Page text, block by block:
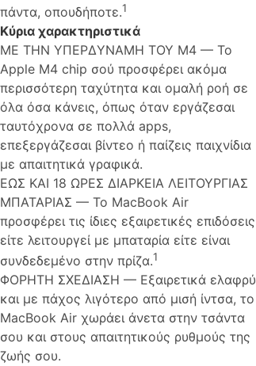
πάντα, οπουδήποτε.1
Κύρια χαρακτηριστικά
ΜΕ ΤΗΝ ΥΠΕΡΔΥΝΑΜΗ ΤΟΥ M4 — Το
Apple M4 chip σού προσφέρει ακόμα
περισσότερη ταχύτητα και ομαλή ροή σε
όλα όσα κάνεις, όπως όταν εργάζεσαι
ταυτόχρονα σε πολλά apps,
επεξεργάζεσαι βίντεο ή παίζεις παιχνίδια
με απαιτητικά γραφικά.
ΕΩΣ ΚΑΙ 18 ΩΡΕΣ ΔΙΑΡΚΕΙΑ ΛΕΙΤΟΥΡΓΙΑΣ
ΜΠΑΤΑΡΙΑΣ — Το MacBook Air
προσφέρει τις ίδιες εξαιρετικές επιδόσεις
είτε λειτουργεί με μπαταρία είτε είναι
συνδεδεμένο στην πρίζα.1
ΦΟΡΗΤΗ ΣΧΕΔΙΑΣΗ — Εξαιρετικά ελαφρύ
και με πάχος λιγότερο από μισή ίντσα, το
MacBook Air χωράει άνετα στην τσάντα
σου και στους απαιτητικούς ρυθμούς της
ζωής σου.